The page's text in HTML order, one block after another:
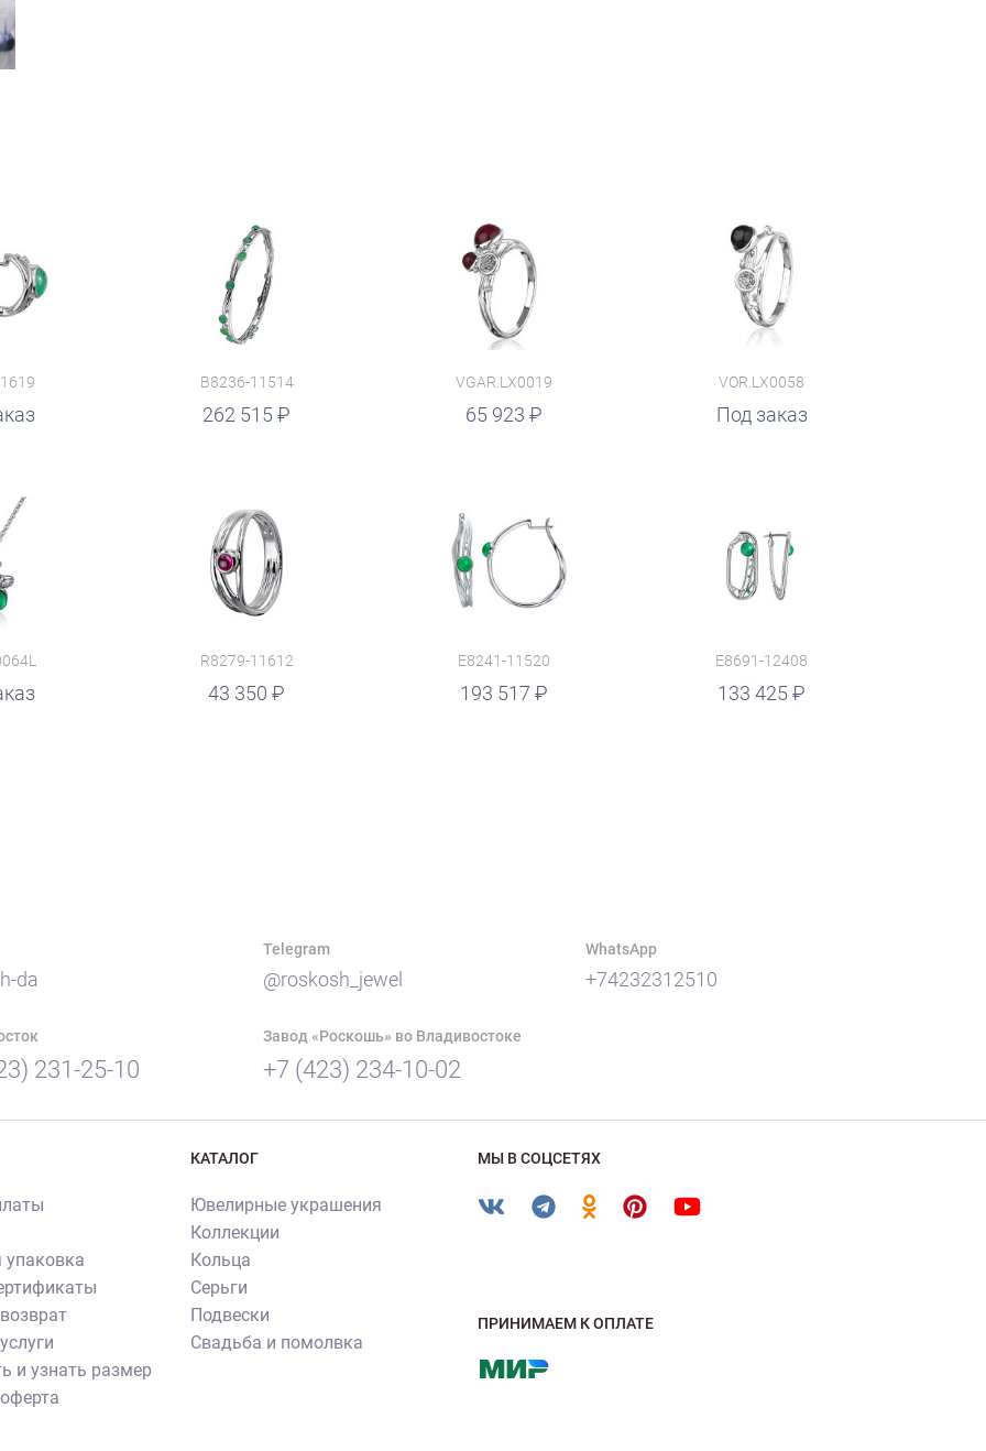
B8236-11514
262 515
VGAR.LX0019
65 923
руб.
VOR.LX0058
Под заказ
R8279-11612
43 350
E8241-11520
193 517
руб.
E8691-12408
133 425
руб.
da
Telegram
@roskosh_jewel
WhatsApp
+74232312510
231-25-10
Завод «Роскошь» во Владивостоке
+7 (423) 234-10-02
упаковка
и узнать размер
КАТАЛОГ
Ювелирные украшения
Коллекции
Кольца
Серьги
Подвески
Свадьба и помолвка
МЫ В СОЦСЕТЯХ
ПРИНИМАЕМ К ОПЛАТЕ